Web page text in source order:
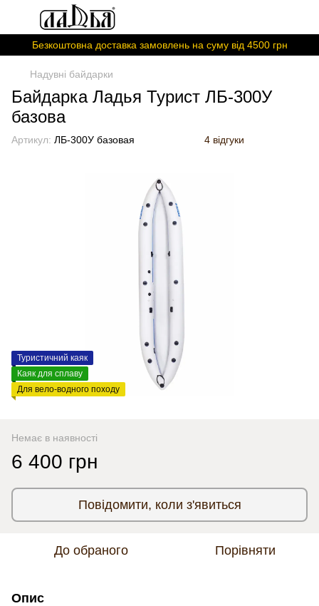
Безкоштовна доставка замовлень на суму вiд 4500 грн
Надувні байдарки
Байдарка Ладья Турист ЛБ-300У
базова
Артикул: ЛБ-300У базовая 4 відгуки
Туристичний каяк
Каяк для сплаву
Для вело-водного походу
Немає в наявності
6 400 грн
Повідомити, коли з'явиться
До обраного Порівняти
Опис